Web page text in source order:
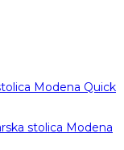
Quick